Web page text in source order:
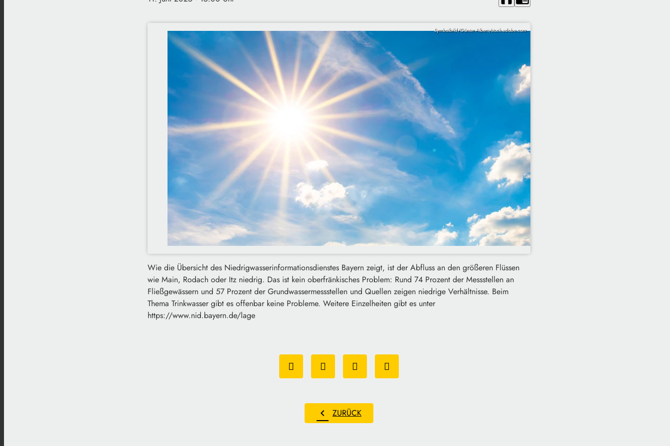
Symbolbild/Günter Albers/stock.adobe.com
Wie die Übersicht des Niedrigwasserinformationsdienstes Bayern zeigt, ist der Abfluss an den größeren Flüssen
wie Main, Rodach oder Itz niedrig. Das ist kein oberfränkisches Problem: Rund 74 Prozent der Messstellen an
Fließgewässern und 57 Prozent der Grundwassermessstellen und Quellen zeigen niedrige Verhältnisse. Beim
Thema Trinkwasser gibt es offenbar keine Probleme. Weitere Einzelheiten gibt es unter
https://www.nid.bayern.de/lage
chevron_left ZURÜCK